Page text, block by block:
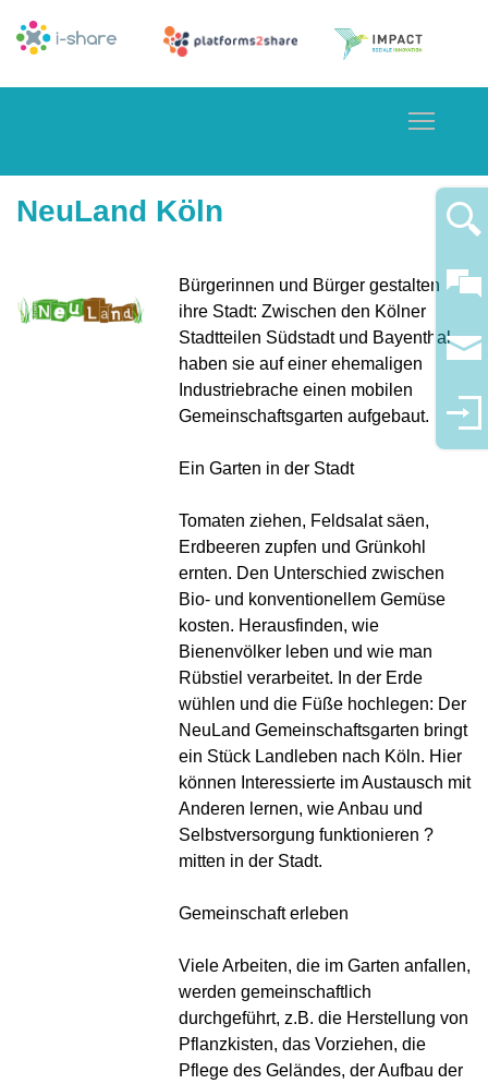
NeuLand Köln
Bürgerinnen und Bürger gestalten
ihre Stadt: Zwischen den Kölner
Stadtteilen Südstadt und Bayenthal
haben sie auf einer ehemaligen
Industriebrache einen mobilen
Gemeinschaftsgarten aufgebaut.
Ein Garten in der Stadt
Tomaten ziehen, Feldsalat säen,
Erdbeeren zupfen und Grünkohl
ernten. Den Unterschied zwischen
Bio- und konventionellem Gemüse
kosten. Herausfinden, wie
Bienenvölker leben und wie man
Rübstiel verarbeitet. In der Erde
wühlen und die Füße hochlegen: Der
NeuLand Gemeinschaftsgarten bringt
ein Stück Landleben nach Köln. Hier
können Interessierte im Austausch mit
Anderen lernen, wie Anbau und
Selbstversorgung funktionieren ?
mitten in der Stadt.
Gemeinschaft erleben
Viele Arbeiten, die im Garten anfallen,
werden gemeinschaftlich
durchgeführt, z.B. die Herstellung von
Pflanzkisten, das Vorziehen, die
Pflege des Geländes, der Aufbau der